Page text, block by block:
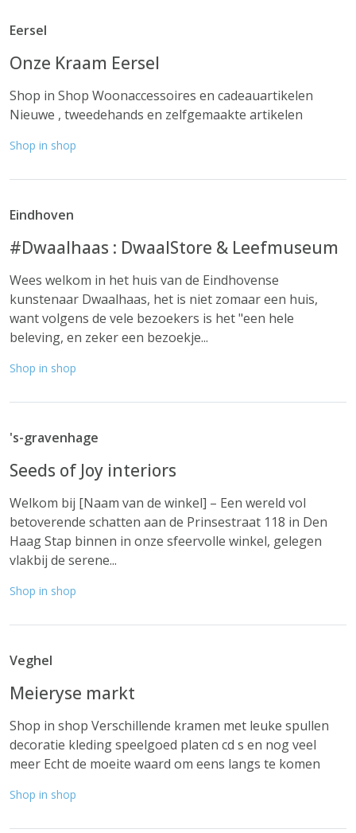
Eersel
Onze Kraam Eersel
Shop in Shop Woonaccessoires en cadeauartikelen
Nieuwe , tweedehands en zelfgemaakte artikelen
Shop in shop
Eindhoven
#Dwaalhaas : DwaalStore & Leefmuseum
Wees welkom in het huis van de Eindhovense
kunstenaar Dwaalhaas, het is niet zomaar een huis,
want volgens de vele bezoekers is het "een hele
beleving, en zeker een bezoekje...
Shop in shop
's-gravenhage
Seeds of Joy interiors
Welkom bij [Naam van de winkel] – Een wereld vol
betoverende schatten aan de Prinsestraat 118 in Den
Haag Stap binnen in onze sfeervolle winkel, gelegen
vlakbij de serene...
Shop in shop
Veghel
Meieryse markt
Shop in shop Verschillende kramen met leuke spullen
decoratie kleding speelgoed platen cd s en nog veel
meer Echt de moeite waard om eens langs te komen
Shop in shop